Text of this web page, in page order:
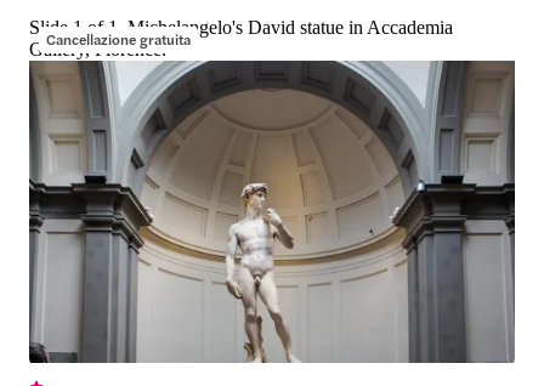
Cancellazione gratuita
Slide 1 of 1, Michelangelo's David statue in Accademia
Gallery, Florence.